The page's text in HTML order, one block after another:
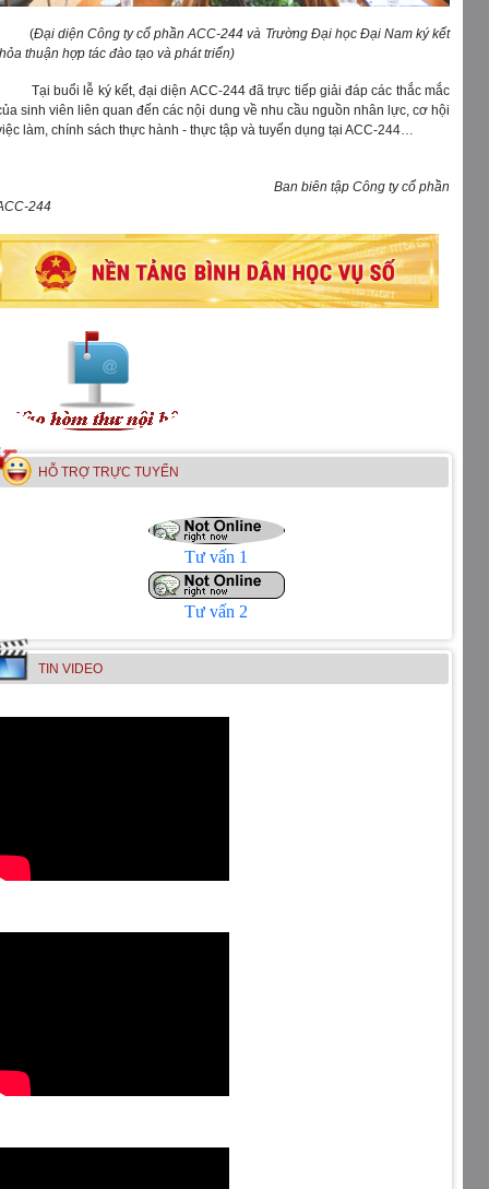
Đại diện Công ty cổ phần ACC-244 và Trường Đại học Đại Nam ký kết
thuận hợp tác đào tạo và phát triển)
buổi lễ ký kết, đại diện ACC-244 đã trực tiếp giải đáp các thắc mắc
sinh viên liên quan đến các nội dung về nhu cầu nguồn nhân lực, cơ hội
làm, chính sách thực hành - thực tập và tuyển dụng tại ACC-244…
biên tập Công ty cổ phần
244
HỖ TRỢ TRỰC TUYẾN
Tư vấn 1
Tư vấn 2
TIN VIDEO